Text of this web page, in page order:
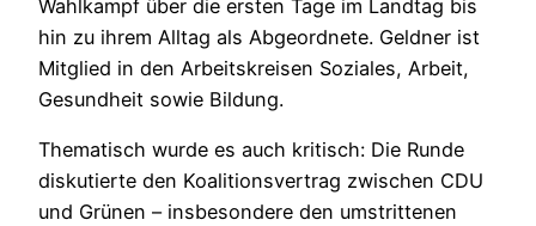
Wahlkampf über die ersten Tage im Landtag bis
hin zu ihrem Alltag als Abgeordnete. Geldner ist
Mitglied in den Arbeitskreisen Soziales, Arbeit,
Gesundheit sowie Bildung.
Thematisch wurde es auch kritisch: Die Runde
diskutierte den Koalitionsvertrag zwischen CDU
und Grünen – insbesondere den umstrittenen